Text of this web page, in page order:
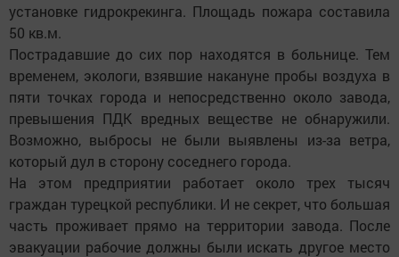
установке гидрокрекинга. Площадь пожара составила
50 кв.м.
Пострадавшие до сих пор находятся в больнице. Тем
временем, экологи, взявшие накануне пробы воздуха в
пяти точках города и непосредственно около завода,
превышения ПДК вредных веществе не обнаружили.
Возможно, выбросы не были выявлены из-за ветра,
который дул в сторону соседнего города.
На этом предприятии работает около трех тысяч
граждан турецкой республики. И не секрет, что большая
часть проживает прямо на территории завода. После
эвакуации рабочие должны были искать другое место